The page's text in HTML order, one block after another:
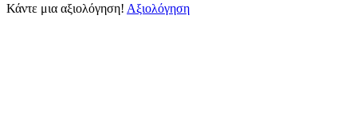
Κάντε μια αξιολόγηση! Αξιολόγηση